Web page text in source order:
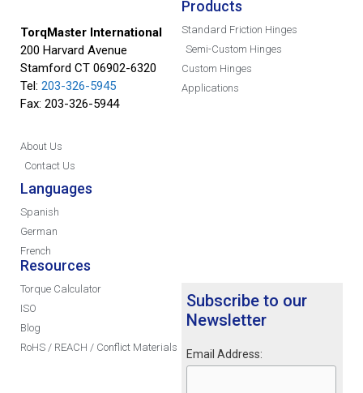
TorqMaster International
200 Harvard Avenue
Stamford CT 06902-6320
Tel: 203-326-5945
Fax: 203-326-5944
About Us
Contact Us
Languages
Spanish
German
French
Products
Standard Friction Hinges
Semi-Custom Hinges
Custom Hinges
Applications
Resources
Torque Calculator
ISO
Blog
RoHS / REACH / Conflict Materials
Subscribe to our
Newsletter
Email Address: